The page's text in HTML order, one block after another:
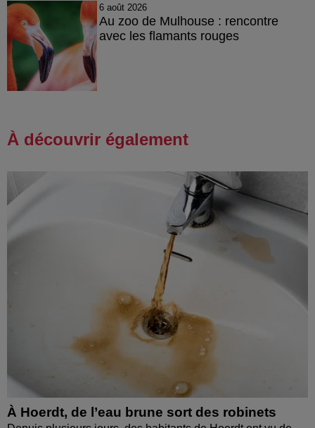
6 août 2026
Au zoo de Mulhouse : rencontre
avec les flamants rouges
À découvrir également
À Hoerdt, de l’eau brune sort des robinets